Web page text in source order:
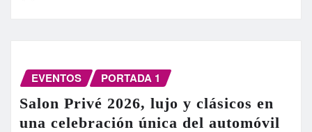
EVENTOS PORTADA 1
Salon Privé 2026, lujo y clásicos en
una celebración única del automóvil